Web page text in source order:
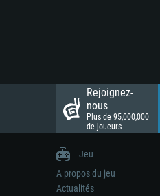
Rejoignez-
nous
Plus de 95,000,000
de joueurs
Jeu
A propos du jeu
Actualités